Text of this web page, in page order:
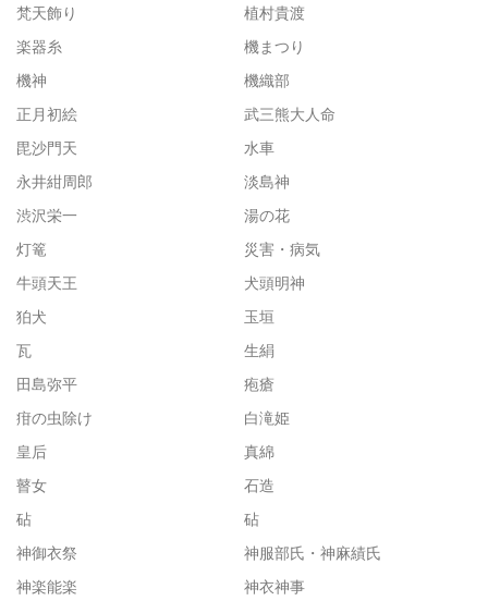
梵天飾り
植村貴渡
楽器糸
機まつり
機神
機織部
正月初絵
武三熊大人命
毘沙門天
水車
永井紺周郎
淡島神
渋沢栄一
湯の花
灯篭
災害・病気
牛頭天王
犬頭明神
狛犬
玉垣
瓦
生絹
田島弥平
疱瘡
疳の虫除け
白滝姫
皇后
真綿
瞽女
石造
砧
砧
神御衣祭
神服部氏・神麻績氏
神楽能楽
神衣神事